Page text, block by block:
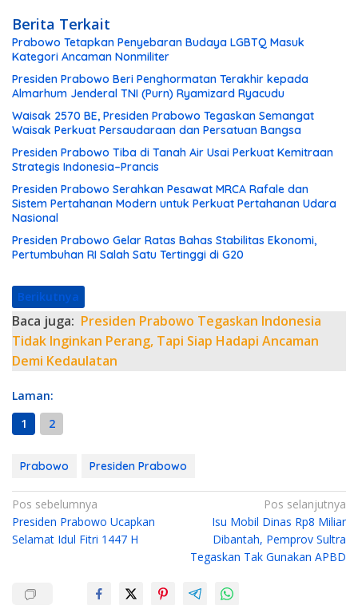
Berita Terkait
Prabowo Tetapkan Penyebaran Budaya LGBTQ Masuk
Kategori Ancaman Nonmiliter
Presiden Prabowo Beri Penghormatan Terakhir kepada
Almarhum Jenderal TNI (Purn) Ryamizard Ryacudu
Waisak 2570 BE, Presiden Prabowo Tegaskan Semangat
Waisak Perkuat Persaudaraan dan Persatuan Bangsa
Presiden Prabowo Tiba di Tanah Air Usai Perkuat Kemitraan
Strategis Indonesia–Prancis
Presiden Prabowo Serahkan Pesawat MRCA Rafale dan
Sistem Pertahanan Modern untuk Perkuat Pertahanan Udara
Nasional
Presiden Prabowo Gelar Ratas Bahas Stabilitas Ekonomi,
Pertumbuhan RI Salah Satu Tertinggi di G20
Berikutnya
Baca juga: Presiden Prabowo Tegaskan Indonesia
Tidak Inginkan Perang, Tapi Siap Hadapi Ancaman
Demi Kedaulatan
Laman:
1
2
Prabowo Presiden Prabowo
N
a
v
Pos sebelumnya
Presiden Prabowo Ucapkan
Selamat Idul Fitri 1447 H
Pos selanjutnya
Isu Mobil Dinas Rp8 Miliar
Dibantah, Pemprov Sultra
Tegaskan Tak Gunakan APBD